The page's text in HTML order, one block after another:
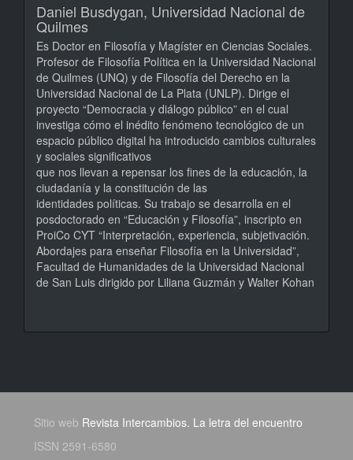
Daniel Busdygan, Universidad Nacional de
Quilmes
Es Doctor en Filosofía y Magíster en Ciencias Sociales.
Profesor de Filosofía Política en la Universidad Nacional
de Quilmes (UNQ) y de Filosofía del Derecho en la
Universidad Nacional de La Plata (UNLP). Dirige el
proyecto “Democracia y diálogo público” en el cual
investiga cómo el inédito fenómeno tecnológico de un
espacio público digital ha introducido cambios culturales
y sociales significativos
que nos llevan a repensar los fines de la educación, la
ciudadanía y la constitución de las
identidades políticas. Su trabajo se desarrolla en el
posdoctorado en “Educación y Filosofía”, inscripto en
ProiCo CYT “Interpretación, experiencia, subjetivación.
Abordajes para enseñar Filosofía en la Universidad”,
Facultad de Humanidades de la Universidad Nacional
de San Luis dirigido por Liliana Guzmán y Walter Kohan
Sitio web Revista Intercambios. La letra del encuentro
ISSN 2591-6580